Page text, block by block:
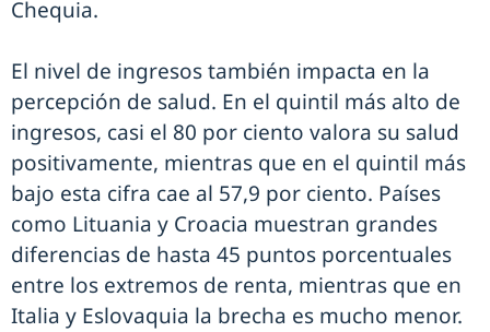
Chequia.
El nivel de ingresos también impacta en la
percepción de salud. En el quintil más alto de
ingresos, casi el 80 por ciento valora su salud
positivamente, mientras que en el quintil más
bajo esta cifra cae al 57,9 por ciento. Países
como Lituania y Croacia muestran grandes
diferencias de hasta 45 puntos porcentuales
entre los extremos de renta, mientras que en
Italia y Eslovaquia la brecha es mucho menor.